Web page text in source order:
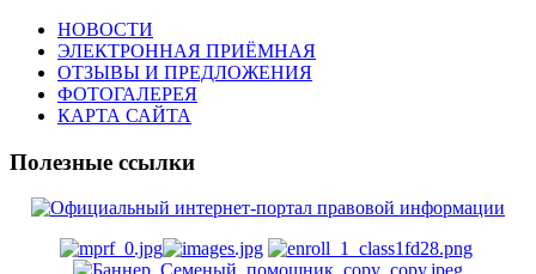
НОВОСТИ
ЭЛЕКТРОННАЯ ПРИЁМНАЯ
ОТЗЫВЫ И ПРЕДЛОЖЕНИЯ
ФОТОГАЛЕРЕЯ
КАРТА САЙТА
Полезные ссылки